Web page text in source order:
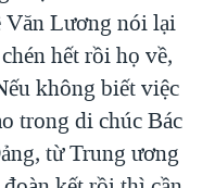
Văn Lương nói lại
hết rồi họ về,
không biết việc
trong di chúc Bác
từ Trung ương